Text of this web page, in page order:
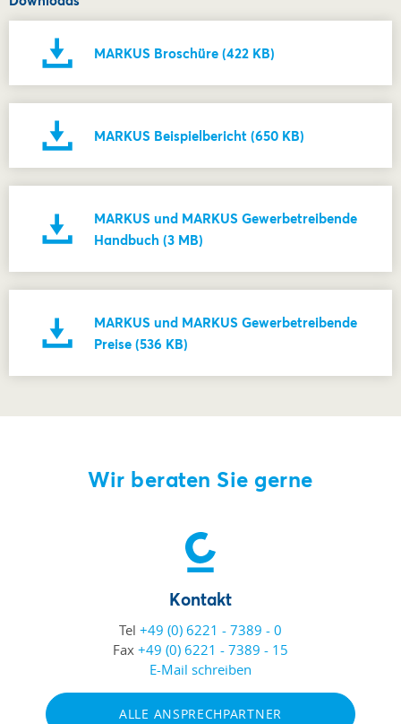
MARKUS Broschüre (422 KB)
MARKUS Beispielbericht (650 KB)
MARKUS und MARKUS Gewerbetreibende
Handbuch (3 MB)
MARKUS und MARKUS Gewerbetreibende
Preise (536 KB)
Wir beraten Sie gerne
Kontakt
Tel +49 (0) 6221 - 7389 - 0
Fax +49 (0) 6221 - 7389 - 15
E-Mail schreiben
ALLE ANSPRECHPARTNER